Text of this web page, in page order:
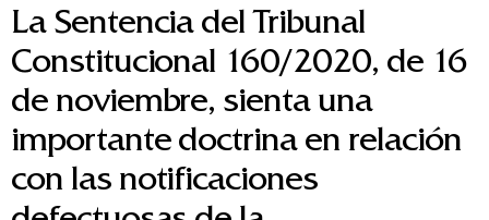
La Sentencia del Tribunal
Constitucional 160/2020, de 16
de noviembre, sienta una
importante doctrina en relación
con las notificaciones